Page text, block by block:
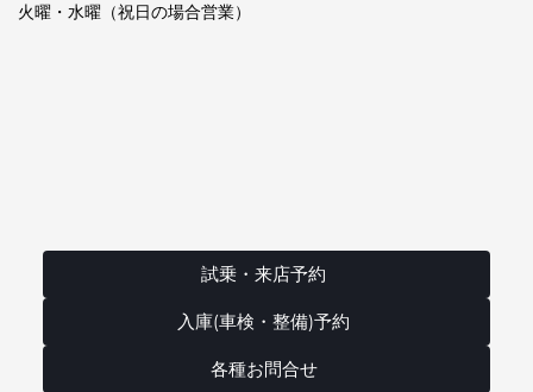
火曜・水曜（祝日の場合営業）
試乗・来店予約
入庫(車検・整備)予約
各種お問合せ